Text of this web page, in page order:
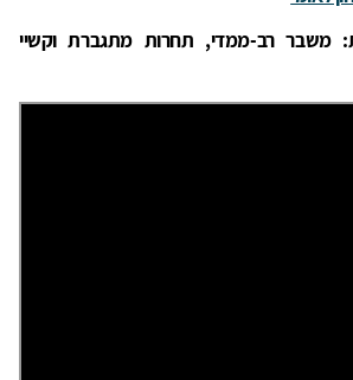
משבר רב-ממדי, תחרות מתגברת וקשיי